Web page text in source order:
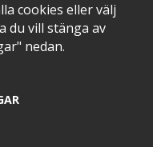
cookies eller välj
du vill stänga av
nedan.